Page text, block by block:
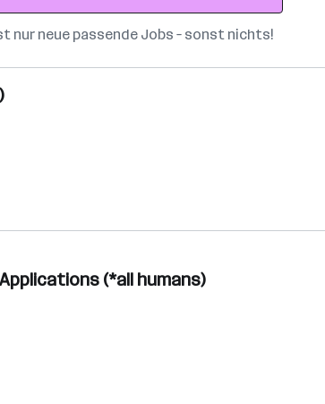
nur neue passende Jobs – sonst nichts!
(*all humans)